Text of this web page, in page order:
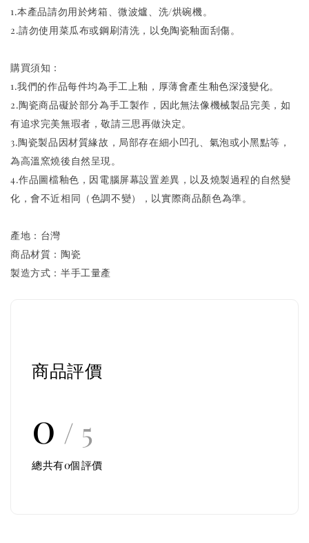
1.本產品請勿用於烤箱、微波爐、洗/烘碗機。
2.請勿使用菜瓜布或鋼刷清洗，以免陶瓷釉面刮傷。
購買須知：
1.我們的作品每件均為手工上釉，厚薄會產生釉色深淺變化。
2.陶瓷商品礙於部分為手工製作，因此無法像機械製品完美，如
有追求完美無瑕者，敬請三思再做決定。
3.陶瓷製品因材質緣故，局部存在細小凹孔、氣泡或小黑點等，
為高溫窯燒後自然呈現。
4.作品圖檔釉色，因電腦屏幕設置差異，以及燒製過程的自然變
化，會不近相同（色調不變），以實際商品顏色為準。
產地：台灣
商品材質：陶瓷
製造方式：半手工量產
商品評價
0 / 5
總共有0個評價